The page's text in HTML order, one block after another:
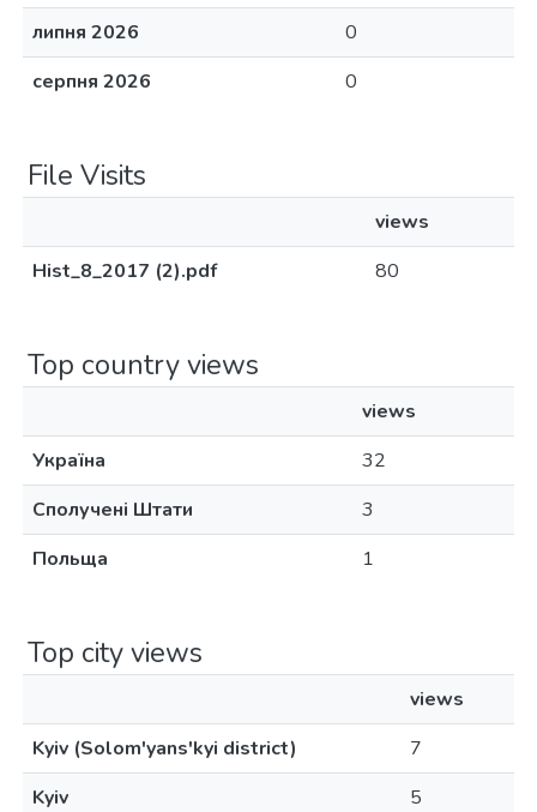
липня 2026
0
серпня 2026
0
File Visits
views
Hist_8_2017 (2).pdf
80
Top country views
views
Україна
32
Сполучені Штати
3
Польща
1
Top city views
views
Kyiv (Solom'yans'kyi district)
7
Kyiv
5